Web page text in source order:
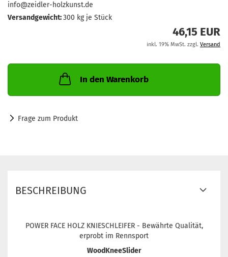
info@zeidler-holzkunst.de
Versandgewicht:300 kg je Stück
46,15 EUR
inkl. 19% MwSt. zzgl. Versand
In den Warenkorb
Frage zum Produkt
BESCHREIBUNG
POWER FACE HOLZ KNIESCHLEIFER - Bewährte Qualität,
erprobt im Rennsport
WoodKneeSlider